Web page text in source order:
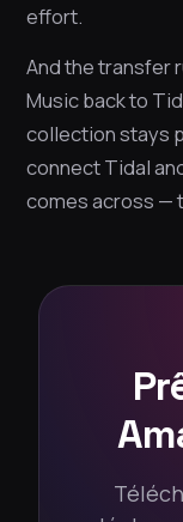
effort.
And the transfer
Music back to
collection stays
connect Tidal
comes across —